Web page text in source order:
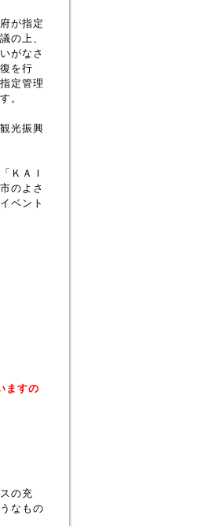
が指定
の上、
がなさ
を行
定管理
。
光振興
ＫＡＩ
のよさ
ベント
ますの
の充
なもの